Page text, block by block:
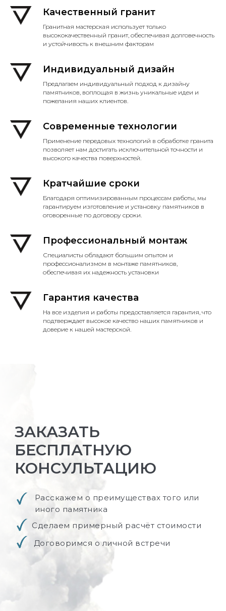
Качественный гранит
Гранитная мастерская использует только
высококачественный гранит, обеспечивая долговечность
и устойчивость к внешним факторам
Индивидуальный дизайн
Предлагаем индивидуальный подход к дизайну
памятников, воплощая в жизнь уникальные идеи и
пожелания наших клиентов.
Современные технологии
Применение передовых технологий в обработке гранита
позволяет нам достигать исключительной точности и
высокого качества поверхностей.
Кратчайшие сроки
Благодаря оптимизированным процессам работы, мы
гарантируем изготовление и установку памятников в
оговоренные по договору сроки.
Профессиональный монтаж
Специалисты обладают большим опытом и
профессионализмом в монтаже памятников,
обеспечивая их надежность установки
Гарантия качества
На все изделия и работы предоставляется гарантия, что
подтверждает высокое качество наших памятников и
доверие к нашей мастерской.
ЗАКАЗАТЬ
БЕСПЛАТНУЮ
КОНСУЛЬТАЦИЮ
Расскажем о преимуществах того или
иного памятника
Сделаем примерный расчёт стоимости
Договоримся о личной встречи